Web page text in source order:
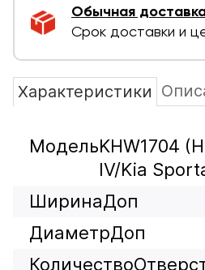
Обычная
Срок доставки и
Характеристики
МодельKHW1704
IV/Kia
ШиринаДоп
ДиаметрДоп